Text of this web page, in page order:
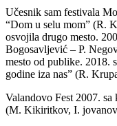
Učesnik sam festivala
“Dom u selu mom” (R.
osvojila drugo mesto.
Bogosavljević – P.
mesto od publike. 2018.
godine iza nas” (R.
Valandovo Fest 2007.
(M. Kikiritkov, I.